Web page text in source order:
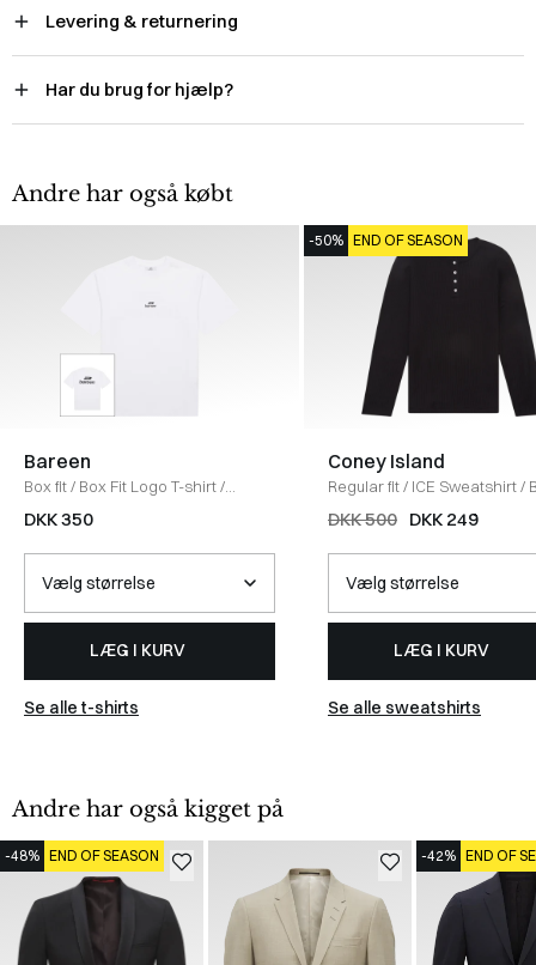
Levering & returnering
Har du brug for hjælp?
Andre har også købt
Bareen
Box fit/ Box Fit Logo T-shirt/
WHITE
DKK 350
LÆG I KURV
Se alle t-shirts
-50% END OF SEASON
Coney Island
Regular fit/ ICE Sweatshirt/
DKK 500 DKK 249
LÆG I KURV
Se alle sweatshirts
Andre har også kigget på
-48% END OF SEASON -42% END OF